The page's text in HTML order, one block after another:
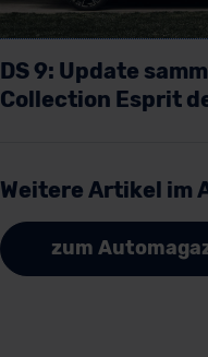
DS 9: Update
Collection Esprit
Artikel lesen
Weitere Artikel im
zum